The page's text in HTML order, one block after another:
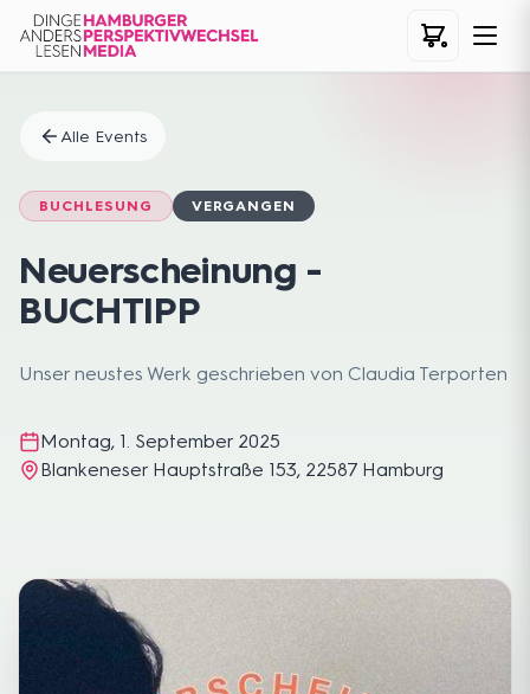
Alle Events
BUCHLESUNG VERGANGEN
Neuerscheinung -
BUCHTIPP
Unser neustes Werk geschrieben von Claudia Terporten
Montag, 1. September 2025
Blankeneser Hauptstraße 153, 22587 Hamburg